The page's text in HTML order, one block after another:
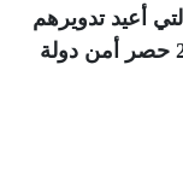
أعيد تدويرهم
فيها، والتي حملت الرقم 482 لسنة 2021 حصر أمن دولة